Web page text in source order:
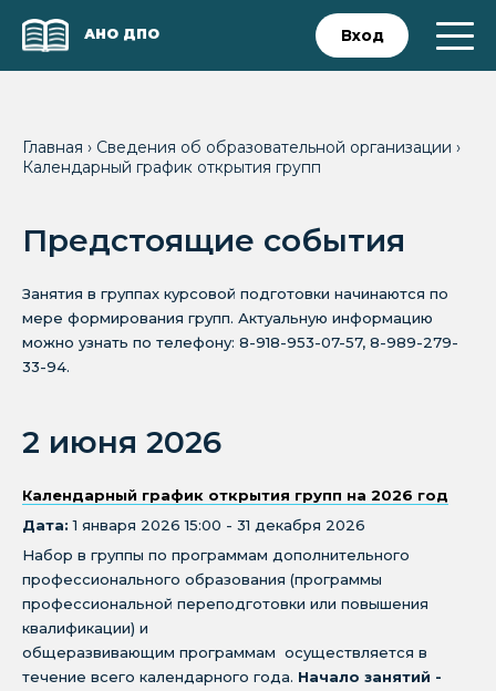
АНО ДПО Вход
Главная › Сведения об образовательной организации ›
Календарный график открытия групп
Предстоящие события
Занятия в группах курсовой подготовки начинаются по
мере формирования групп. Актуальную информацию
можно узнать по телефону: 8-918-953-07-57, 8-989-279-
33-94.
2 июня 2026
Календарный график открытия групп на 2026 год
Дата: 1 января 2026 15:00 - 31 декабря 2026
Набор в группы по программам дополнительного
профессионального образования (программы
профессиональной переподготовки или повышения
квалификации) и
общеразвивающим программам осуществляется в
течение всего календарного года. Начало занятий -